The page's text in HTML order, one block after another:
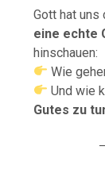
Gott hat uns
eine echte
hinschauen:
Wie
Und wie
Gutes zu